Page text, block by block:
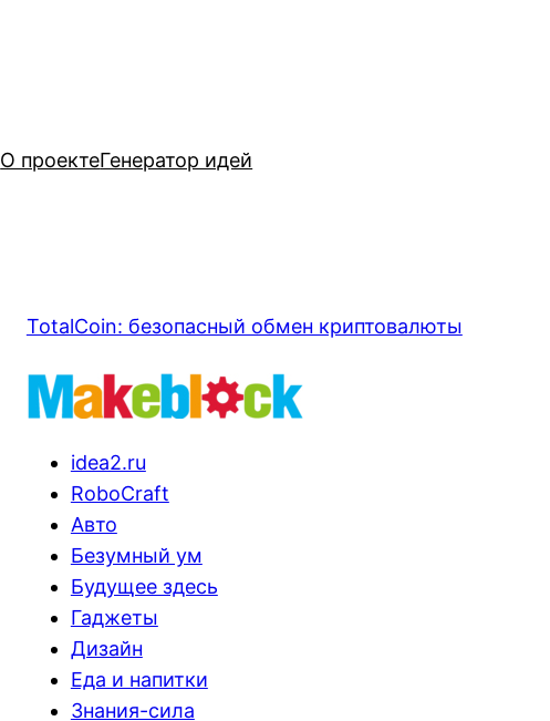
О проектеГенератор идей
TotalCoin: безопасный обмен криптовалюты
idea2.ru
RoboCraft
Авто
Безумный ум
Будущее здесь
Гаджеты
Дизайн
Еда и напитки
Знания-сила